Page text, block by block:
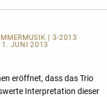
| 3-2013
1. JUNI 2013
eröffnet, dass das Trio
Interpretation dieser